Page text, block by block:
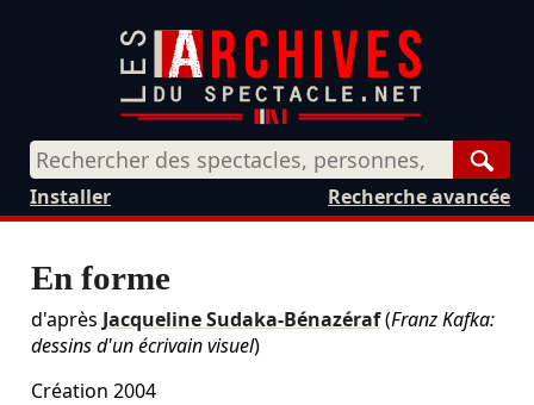
Recherche avancée
Installer
En forme
d'après Jacqueline Sudaka-Bénazéraf(Franz Kafka:
dessins d'un écrivain visuel)
Création 2004